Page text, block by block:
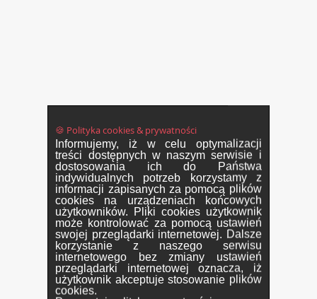
🍪 Polityka cookies & prywatności
Informujemy, iż w celu optymalizacji
treści dostępnych w naszym serwisie i
dostosowania ich do Państwa
indywidualnych potrzeb korzystamy z
informacji zapisanych za pomocą plików
cookies na urządzeniach końcowych
użytkowników. Pliki cookies użytkownik
może kontrolować za pomocą ustawień
swojej przeglądarki internetowej. Dalsze
korzystanie z naszego serwisu
internetowego bez zmiany ustawień
przeglądarki internetowej oznacza, iż
użytkownik akceptuje stosowanie plików
cookies.